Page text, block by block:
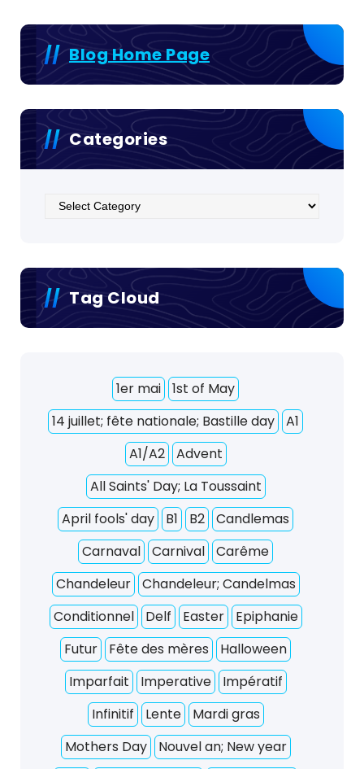
Blog Home Page
Categories
Categories
Tag Cloud
1er mai
1st of May
14 juillet; fête nationale; Bastille day
A1
A1/A2
Advent
All Saints' Day; La Toussaint
April fools' day
B1 B2
Candlemas
Carnaval
Carnival
Carême
Chandeleur
Chandeleur; Candelmas
Conditionnel
Delf Easter
Epiphanie
Futur
Fête des mères
Halloween
Imparfait
Imperative
Impératif
Infinitif
Lente
Mardi gras
Mothers Day
Nouvel an; New year